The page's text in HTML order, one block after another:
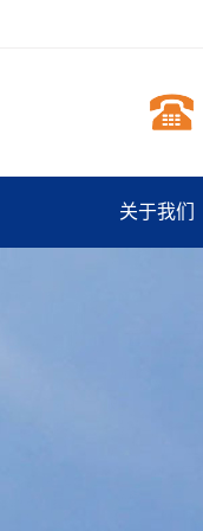
关于我们